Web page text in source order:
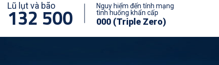
Lũ lụt và bão
132 500
Nguy hiểm đến tính mạng
tình huống khẩn cấp
000 (Triple Zero)